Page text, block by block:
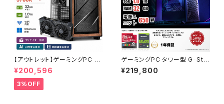
【アウトレット】ゲーミングPC 未
使用品 RTX4060Ti Ryzen7
5700X メモリ32GB SSD1TB
AI 動画編集 90日保証 G-Stor
m
¥200,596
3%OFF
ゲーミングPC タワー型 G-Sto
rmXi Geforce RTX 4060 Ti
Ryzen7 5700X 32GBメモリ
¥219,800